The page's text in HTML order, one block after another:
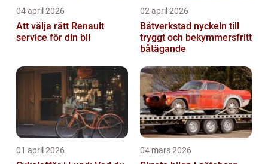
04 april 2026
Att välja rätt Renault
service för din bil
02 april 2026
Båtverkstad nyckeln till
tryggt och bekymmersfritt
båtägande
01 april 2026 04 mars 2026